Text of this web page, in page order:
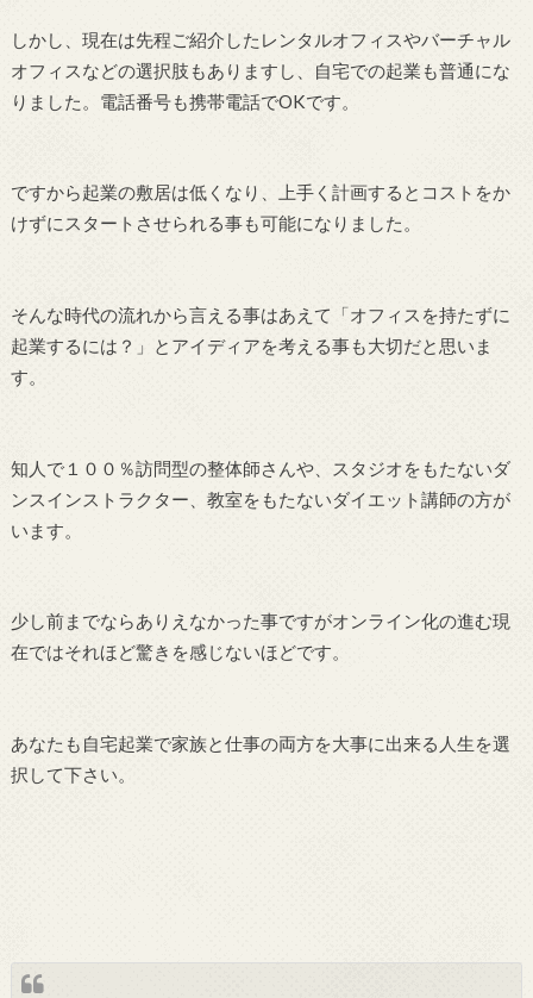
しかし、現在は先程ご紹介したレンタルオフィスやバーチャル
オフィスなどの選択肢もありますし、自宅での起業も普通にな
りました。電話番号も携帯電話でOKです。
ですから起業の敷居は低くなり、上手く計画するとコストをか
けずにスタートさせられる事も可能になりました。
そんな時代の流れから言える事はあえて「オフィスを持たずに
起業するには？」とアイディアを考える事も大切だと思いま
す。
知人で１００％訪問型の整体師さんや、スタジオをもたないダ
ンスインストラクター、教室をもたないダイエット講師の方が
います。
少し前までならありえなかった事ですがオンライン化の進む現
在ではそれほど驚きを感じないほどです。
あなたも自宅起業で家族と仕事の両方を大事に出来る人生を選
択して下さい。